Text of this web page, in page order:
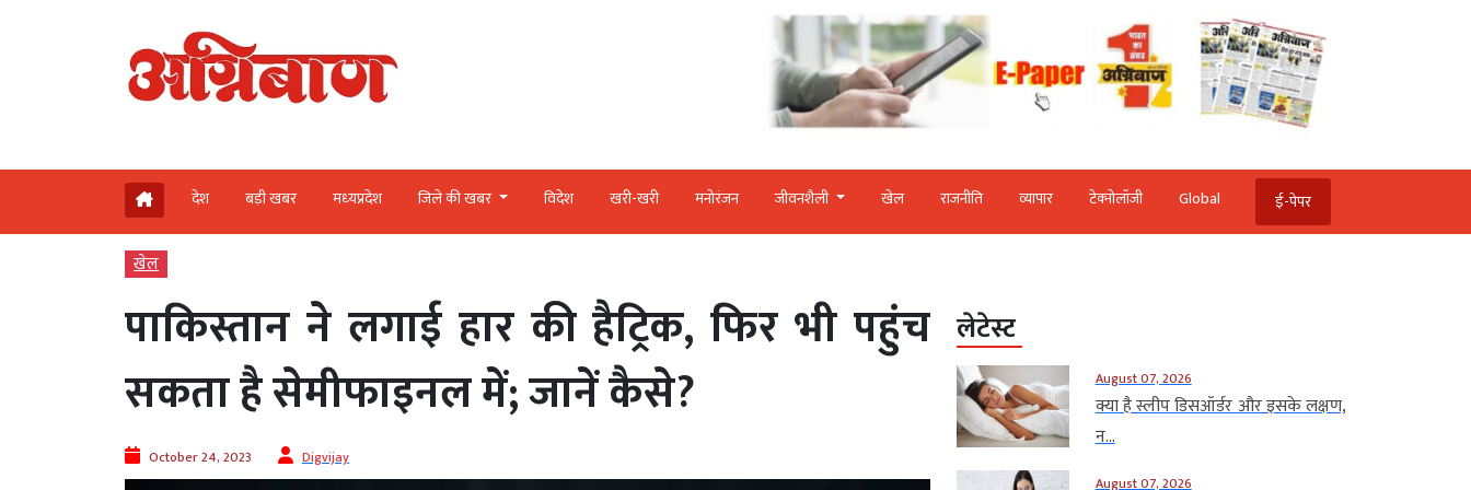
देश बड़ी खबर मध्‍यप्रदेश जिले की खबर विदेश खरी-खरी मनोरंजन जीवनशैली खेल राजनीति व्‍यापार टेक्‍नोलॉजी Global ई-पेपर
खेल
पाकिस्तान ने लगाई हार की हैट्रिक, फिर भी पहुंच
सकता है सेमीफाइनल में; जानें कैसे?
October 24, 2023 Digvijay
लेटेस्ट
August 07, 2026
क्या है स्लीप डिसऑर्डर और इसके लक्षण,
न...
August 07, 2026